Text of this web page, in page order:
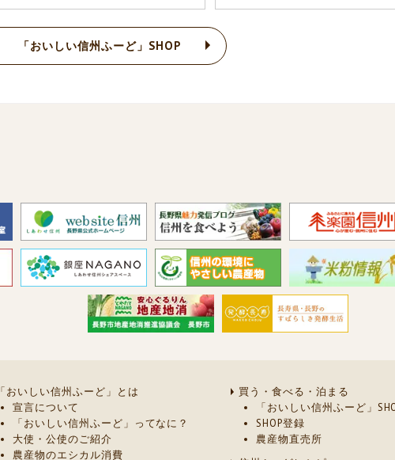
「おいしい信州ふーど」SHOP
「おいしい信州ふーど」とは
宣言について
「おいしい信州ふーど」ってなに？
大使・公使のご紹介
農産物のエシカル消費
買う・食べる・泊まる
「おいしい信州ふーど」
SHOP登録
農産物直売所